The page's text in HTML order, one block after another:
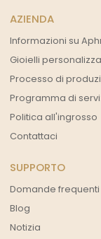
AZIENDA
Informazioni su
Gioielli
Processo di
Programma di
Politica all'ingrosso
Contattaci
SUPPORTO
Domande frequenti
Blog
Notizia